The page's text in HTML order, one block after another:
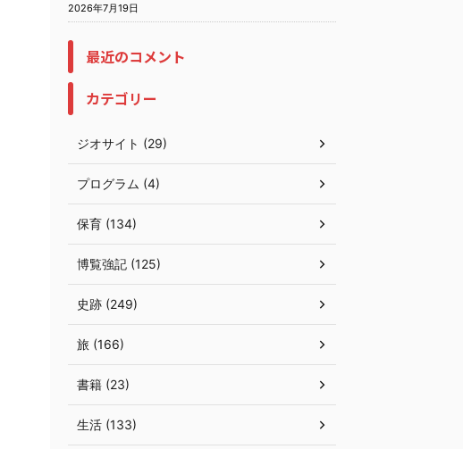
2026年7月19日
最近のコメント
カテゴリー
ジオサイト (29)
プログラム (4)
保育 (134)
博覧強記 (125)
史跡 (249)
旅 (166)
書籍 (23)
生活 (133)